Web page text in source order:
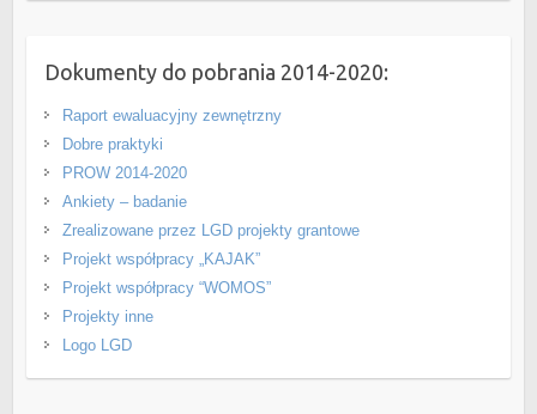
Dokumenty do pobrania 2014-2020:
Raport ewaluacyjny zewnętrzny
Dobre praktyki
PROW 2014-2020
Ankiety – badanie
Zrealizowane przez LGD projekty grantowe
Projekt współpracy „KAJAK”
Projekt współpracy “WOMOS”
Projekty inne
Logo LGD